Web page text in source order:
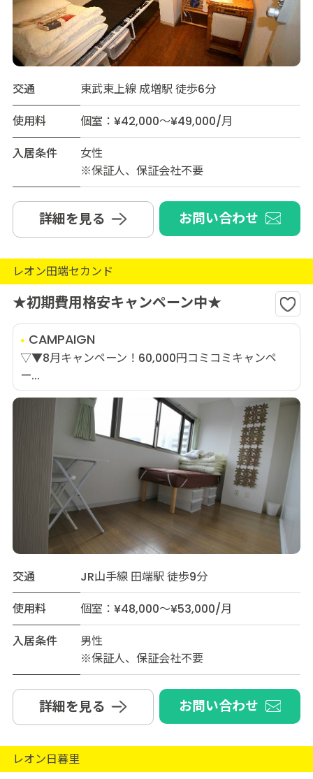
交通
東武東上線 成増駅 徒歩6分
使用料
個室：¥42,000～¥49,000/月
入居条件
女性
※保証人、保証会社不要
詳細を見る お問い合わせ
レオン田端セカンド
★初期費用格安キャンペーン中★
CAMPAIGN
▽▼8月キャンペーン！60,000円コミコミキャンペ
ー...
交通
JR山手線 田端駅 徒歩9分
使用料
個室：¥48,000～¥53,000/月
入居条件
男性
※保証人、保証会社不要
詳細を見る お問い合わせ
レオン日暮里